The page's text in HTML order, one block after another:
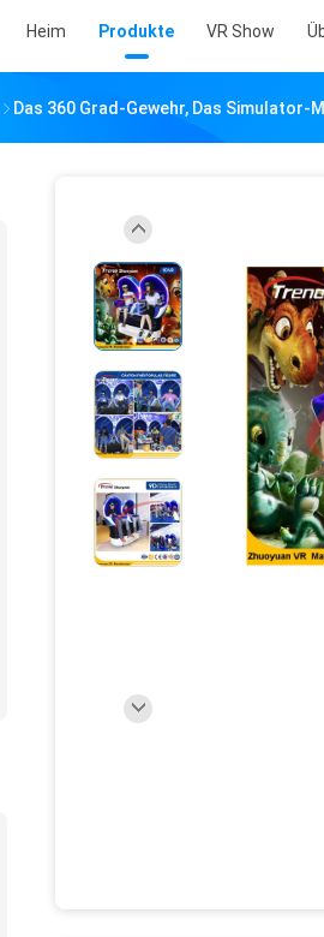
Heim Produkte VR Show
Das 360 Grad-Gewehr, Das